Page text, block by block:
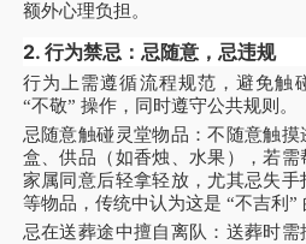
额外心理负担。
2. 行为禁忌：忌随意，忌违规
行为上需遵循流程规范，避免触
“不敬” 操作，同时遵守公共规则。
忌随意触碰灵堂物品：不随意触摸
盒、供品（如香烛、水果），若需
家属同意后轻拿轻放，尤其忌失手
等物品，传统中认为这是 “不吉利”
忌在送葬途中擅自离队：送葬时需